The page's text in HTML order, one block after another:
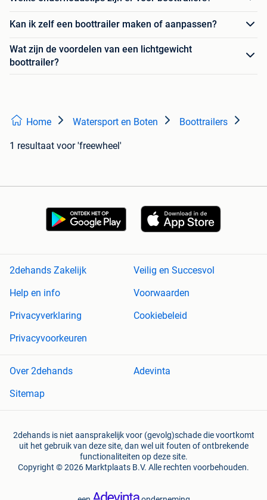
Kan ik zelf een boottrailer maken of aanpassen?
Wat zijn de voordelen van een lichtgewicht
boottrailer?
Home Watersport en Boten Boottrailers
1 resultaat voor 'freewheel'
2dehands Zakelijk
Veilig en Succesvol
Help en info
Voorwaarden
Privacyverklaring
Cookiebeleid
Privacyvoorkeuren
Over 2dehands
Adevinta
Sitemap
2dehands is niet aansprakelijk voor (gevolg)schade die voortkomt
uit het gebruik van deze site, dan wel uit fouten of ontbrekende
functionaliteiten op deze site.
Copyright © 2026 Marktplaats B.V. Alle rechten voorbehouden.